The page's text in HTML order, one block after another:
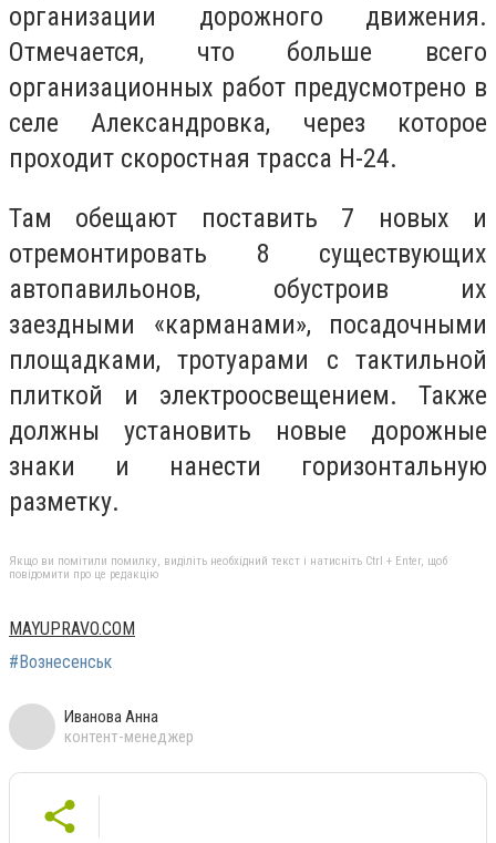
организации дорожного движения.
Отмечается, что больше всего
организационных работ предусмотрено в
селе Александровка, через которое
проходит скоростная трасса Н-24.
Там обещают поставить 7 новых и
отремонтировать 8 существующих
автопавильонов, обустроив их
заездными «карманами», посадочными
площадками, тротуарами с тактильной
плиткой и электроосвещением. Также
должны установить новые дорожные
знаки и нанести горизонтальную
разметку.
Якщо ви помітили помилку, виділіть необхідний текст і натисніть Ctrl + Enter, щоб
повідомити про це редакцію
MAYUPRAVO.COM
#Вознесенськ
Иванова Анна
контент-менеджер